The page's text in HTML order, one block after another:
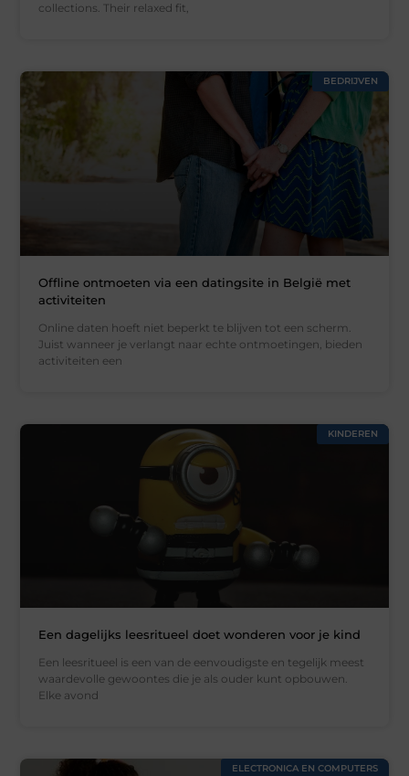
collections. Their relaxed fit,
BEDRIJVEN
Offline ontmoeten via een datingsite in België met
activiteiten
Online daten hoeft niet beperkt te blijven tot een scherm.
Juist wanneer je verlangt naar echte ontmoetingen, bieden
activiteiten een
KINDEREN
Een dagelijks leesritueel doet wonderen voor je kind
Een leesritueel is een van de eenvoudigste en tegelijk meest
waardevolle gewoontes die je als ouder kunt opbouwen.
Elke avond
ELECTRONICA EN COMPUTERS